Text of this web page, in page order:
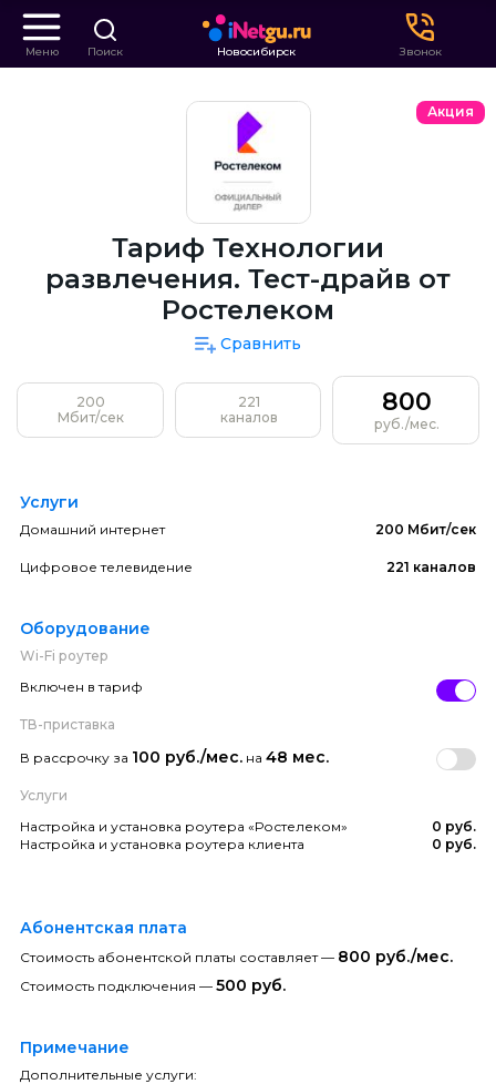
Меню Поиск Новосибирск Звонок
Акция
Тариф Технологии
развлечения. Тест-драйв от
Ростелеком
Сравнить
200
Мбит/сек
221
каналов
800
руб./мес.
Услуги
Домашний интернет 200 Мбит/сек
Цифровое телевидение 221 каналов
Оборудование
Wi-Fi роутер
Включен в тариф
ТВ-приставка
В рассрочку за 100 руб./мес. на 48 мес.
Услуги
Настройка и установка роутера «Ростелеком»
0 руб.
Настройка и установка роутера клиента
0 руб.
Абонентская плата
Стоимость абонентской платы составляет — 800 руб./мес.
Стоимость подключения — 500 руб.
Примечание
Дополнительные услуги: